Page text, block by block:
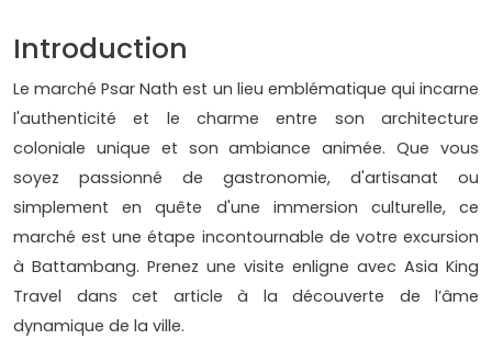
Introduction
Le marché Psar Nath est un lieu emblématique qui incarne
l'authenticité et le charme entre son architecture
coloniale unique et son ambiance animée. Que vous
soyez passionné de gastronomie, d'artisanat ou
simplement en quête d'une immersion culturelle, ce
marché est une étape incontournable de votre excursion
à Battambang. Prenez une visite enligne avec Asia King
Travel dans cet article à la découverte de l’âme
dynamique de la ville.